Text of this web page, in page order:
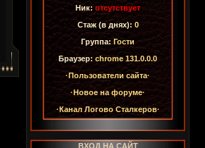
Ник:отсутствует
Стаж (в днях): 0
Группа: Гости
Браузер: chrome 131.0.0.0
·Пользователи сайта·
·Новое на форуме·
·Канал Логово Сталкеров·
ВХОД НА САЙТ